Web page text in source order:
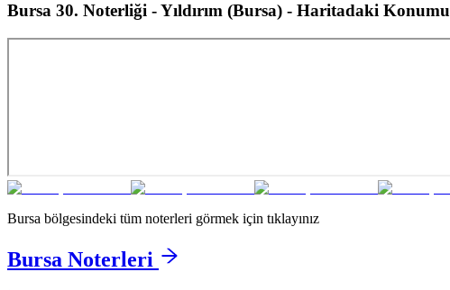
Bursa 30. Noterliği - Yıldırım (Bursa) - Haritadaki Konumu
Bursa bölgesindeki tüm noterleri görmek için tıklayınız
Bursa Noterleri